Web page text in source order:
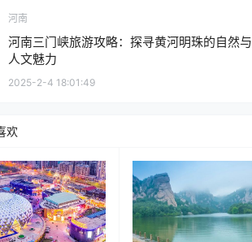
河南
河南三门峡旅游攻略：探寻黄河明珠的自然与
人文魅力
2025-2-4 18:01:49
欢